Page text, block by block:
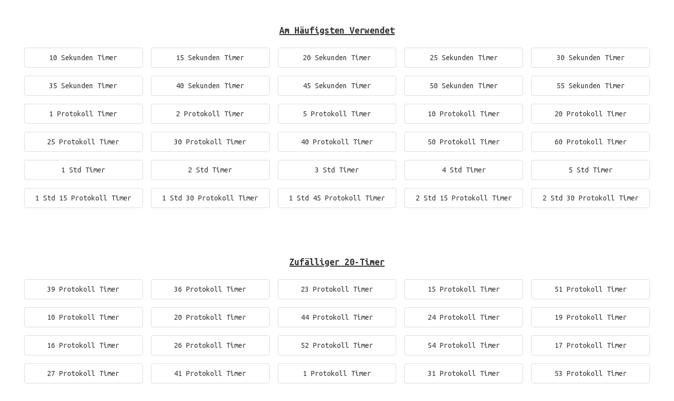
Am Häufigsten Verwendet
10 Sekunden Timer 15 Sekunden Timer 20 Sekunden Timer 25 Sekunden Timer 30 Sekunden Timer
35 Sekunden Timer 40 Sekunden Timer 45 Sekunden Timer 50 Sekunden Timer 55 Sekunden Timer
1 Protokoll Timer 2 Protokoll Timer 5 Protokoll Timer 10 Protokoll Timer 20 Protokoll Timer
25 Protokoll Timer 30 Protokoll Timer 40 Protokoll Timer 50 Protokoll Timer 60 Protokoll Timer
1 Std Timer 2 Std Timer 3 Std Timer 4 Std Timer 5 Std Timer
1 Std 15 Protokoll Timer 1 Std 30 Protokoll Timer 1 Std 45 Protokoll Timer 2 Std 15 Protokoll Timer 2 Std 30 Protokoll Timer
Zufälliger 20-Timer
39 Protokoll Timer 36 Protokoll Timer 23 Protokoll Timer 15 Protokoll Timer 51 Protokoll Timer
10 Protokoll Timer 20 Protokoll Timer 44 Protokoll Timer 24 Protokoll Timer 19 Protokoll Timer
16 Protokoll Timer 26 Protokoll Timer 52 Protokoll Timer 54 Protokoll Timer 17 Protokoll Timer
27 Protokoll Timer 41 Protokoll Timer 1 Protokoll Timer 31 Protokoll Timer 53 Protokoll Timer